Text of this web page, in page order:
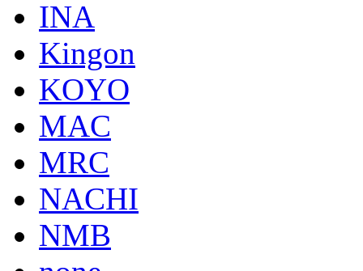
INA
Kingon
KOYO
MAC
MRC
NACHI
NMB